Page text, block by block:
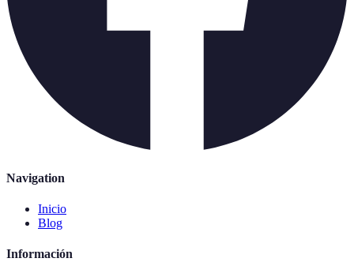
Navigation
Inicio
Blog
Información